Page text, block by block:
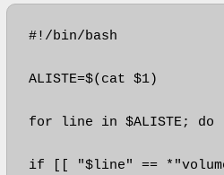
#!/bin/bash
ALISTE=$(cat $1)
for line in $ALISTE; do
if [[ "$line" ==